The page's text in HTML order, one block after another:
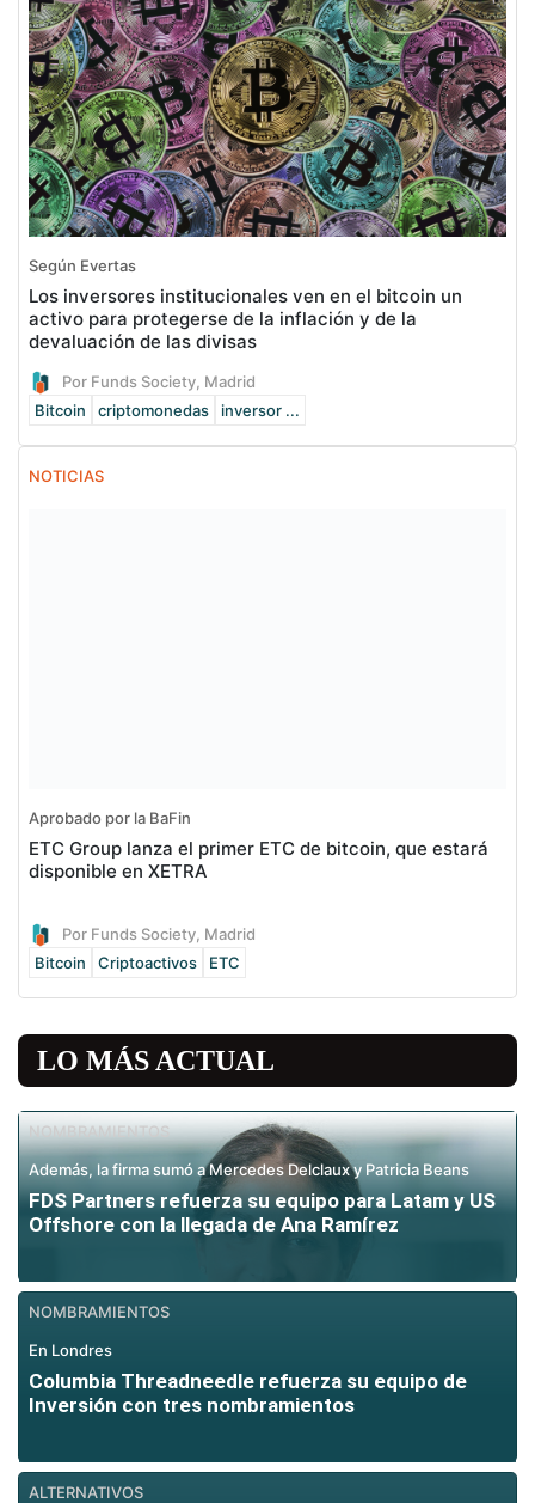
Según Evertas
Los inversores institucionales ven en el bitcoin un
activo para protegerse de la inflación y de la
devaluación de las divisas
Por Funds Society, Madrid
Bitcoin
criptomonedas inversor ...
NOTICIAS
Aprobado por la BaFin
ETC Group lanza el primer ETC de bitcoin, que estará
disponible en XETRA
Por Funds Society, Madrid
Bitcoin
Criptoactivos ETC
LO MÁS ACTUAL
NOMBRAMIENTOS
Además, la firma sumó a Mercedes Delclaux y Patricia Beans
FDS Partners refuerza su equipo para Latam y US
Offshore con la llegada de Ana Ramírez
NOMBRAMIENTOS
En Londres
Columbia Threadneedle refuerza su equipo de
Inversión con tres nombramientos
ALTERNATIVOS